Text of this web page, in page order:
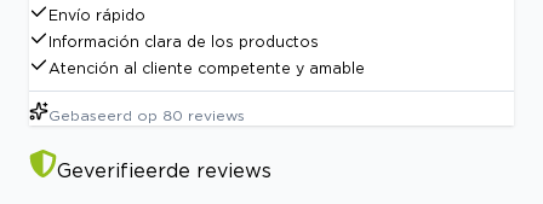
Envío rápido
Información clara de los productos
Atención al cliente competente y amable
Gebaseerd op 80 reviews
Geverifieerde reviews